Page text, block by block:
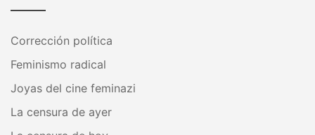
Corrección política
Feminismo radical
Joyas del cine feminazi
La censura de ayer